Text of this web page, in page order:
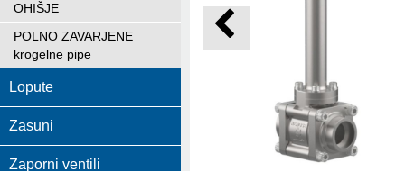
OHIŠJE
POLNO ZAVARJENE
krogelne pipe
Lopute
Zasuni
Zaporni ventili